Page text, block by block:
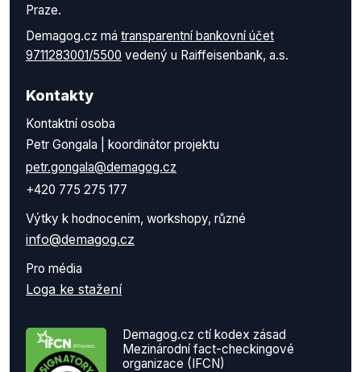
Praze.
Demagog.cz má transparentní bankovní účet
9711283001/5500 vedený u Raiffeisenbank, a.s.
Kontakty
Kontaktní osoba
Petr Gongala | koordinátor projektu
petr.gongala@demagog.cz
+420 775 275 177
Výtky k hodnocením, workshopy, různé
info@demagog.cz
Pro média
Loga ke stažení
Demagog.cz ctí kodex zásad
Mezinárodní fact-checkingové
organizace (IFCN)